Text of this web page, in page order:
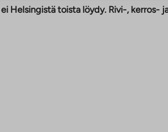
Helsingistä toista löydy. Rivi-, kerros-